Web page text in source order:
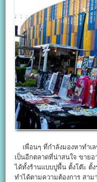
เพื่อนๆ ที่กำลังมองหาทำเ
เป็นอีกตลาดที่น่าสนใจ ขาย
ได้ทั้งร้านแบบปูพื้น ตั้งโต๊ะ ตั้
ทำได้ตามความต้องการ สาม